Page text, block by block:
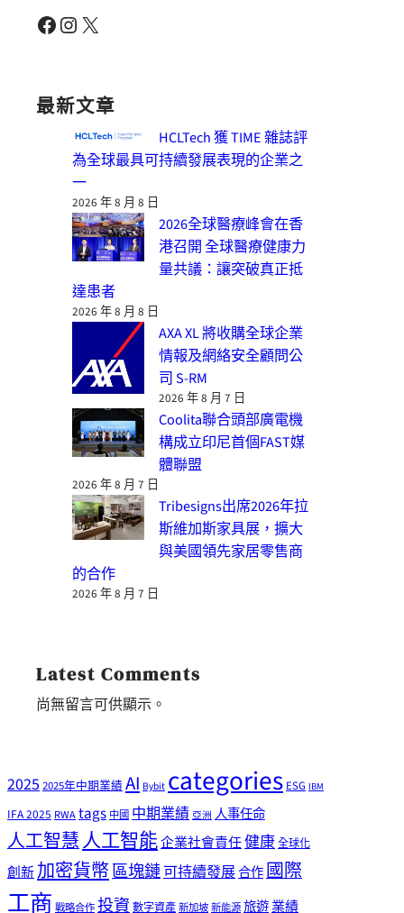
Facebook Instagram X
最新文章
HCLTech 獲 TIME 雜誌評
為全球最具可持續發展表現的企業之
一
2026 年 8 月 8 日
2026全球醫療峰會在香
港召開 全球醫療健康力
量共議：讓突破真正抵
達患者
2026 年 8 月 8 日
AXA XL 將收購全球企業
情報及網絡安全顧問公
司 S-RM
2026 年 8 月 7 日
Coolita聯合頭部廣電機
構成立印尼首個FAST媒
體聯盟
2026 年 8 月 7 日
Tribesigns出席2026年拉
斯維加斯家具展，擴大
與美國領先家居零售商
的合作
2026 年 8 月 7 日
Latest Comments
尚無留言可供顯示。
2025 2025年中期業績AI Bybitcategories ESG IBM
IFA 2025 RWAtags 中國 中期業績 亞洲 人事任命
人工智慧人工智能企業社會責任健康全球化
創新加密貨幣區塊鏈可持續發展合作國際
工商 戰略合作投資數字資產新加坡新能源旅遊業績